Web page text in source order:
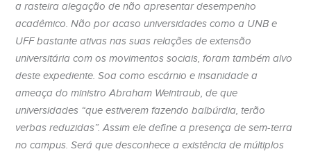
a rasteira alegação de não apresentar desempenho
acadêmico. Não por acaso universidades como a UNB e
UFF bastante ativas nas suas relações de extensão
universitária com os movimentos sociais, foram também alvo
deste expediente. Soa como escárnio e insanidade a
ameaça do ministro Abraham Weintraub, de que
universidades “que estiverem fazendo balbúrdia, terão
verbas reduzidas”. Assim ele define a presença de sem-terra
no campus. Será que desconhece a existência de múltiplos